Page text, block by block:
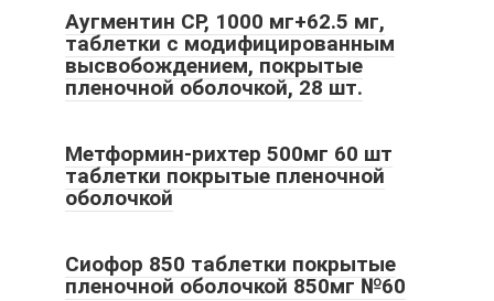
Аугментин СР, 1000 мг+62.5 мг,
таблетки с модифицированным
высвобождением, покрытые
пленочной оболочкой, 28 шт.
Метформин-рихтер 500мг 60 шт
таблетки покрытые пленочной
оболочкой
Сиофор 850 таблетки покрытые
пленочной оболочкой 850мг №60